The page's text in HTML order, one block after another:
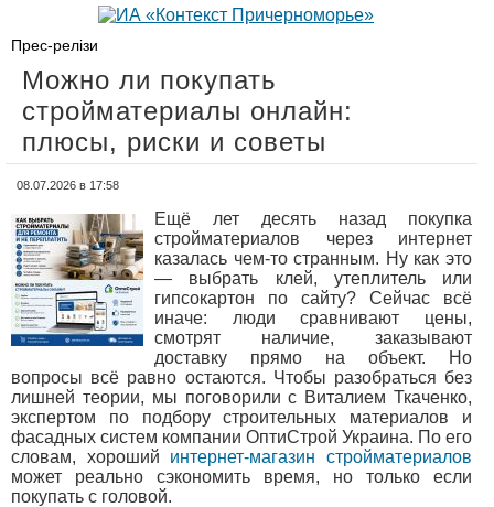
Прес-релізи
Можно ли покупать
стройматериалы онлайн:
плюсы, риски и советы
08.07.2026 в 17:58
Ещё лет десять назад покупка
стройматериалов через интернет
казалась чем-то странным. Ну как это
— выбрать клей, утеплитель или
гипсокартон по сайту? Сейчас всё
иначе: люди сравнивают цены,
смотрят наличие, заказывают
доставку прямо на объект. Но
вопросы всё равно остаются. Чтобы разобраться без
лишней теории, мы поговорили с Виталием Ткаченко,
экспертом по подбору строительных материалов и
фасадных систем компании ОптиСтрой Украина. По его
словам, хороший интернет-магазин стройматериалов
может реально сэкономить время, но только если
покупать с головой.